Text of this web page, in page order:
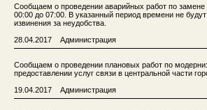
Сообщаем о проведении аварийных работ по замене
00:00 до 07:00. В указанный период времени не
извинения за неудобства.
28.04.2017 Администрация
Сообщаем о проведении плановых работ по
предоставлении услуг связи в центральной части
19.04.2017 Администрация